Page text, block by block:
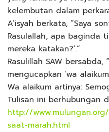
kelembutan dalam
A’isyah berkata, “Saya
Rasulallah, apa baginda
mereka katakan?’.”
Rasulillah SAW
mengucapkan ‘wa
Wa alaikum artinya:
Tulisan ini berhubungan
http://
saat-marah.html